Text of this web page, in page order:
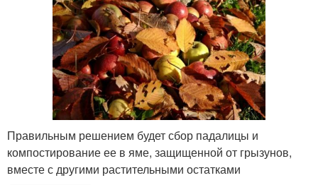
Правильным решением будет сбор падалицы и
компостирование ее в яме, защищенной от грызунов,
вместе с другими растительными остатками